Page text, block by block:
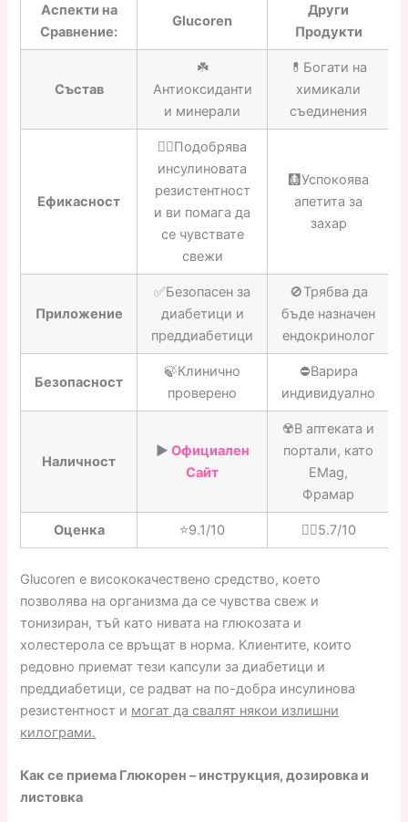
Аспекти на
Сравнение:
Glucoren
Други
Продукти
Състав
☘️
Антиоксиданти
и минерали
💊Богати на
химикали
съединения
Ефикасност
👍🏼Подобрява
инсулиновата
резистентност
и ви помага да
се чувствате
свежи
🩻Успокоява
апетита за
захар
Приложение
✅Безопасен за
диабетици и
преддиабетици
🚫Трябва да
бъде назначен
ендокринолог
Безопасност
🍃Клинично
проверено
⛔️Варира
индивидуално
Наличност
▶️ Официален
Сайт
☢️В аптеката и
портали, като
EMag,
Фрамар
Оценка ⭐️9.1/10 👎🏼5.7/10
Glucoren е висококачествено средство, което
позволява на организма да се чувства свеж и
тонизиран, тъй като нивата на глюкозата и
холестерола се връщат в норма. Клиентите, които
редовно приемат тези капсули за диабетици и
преддиабетици, се радват на по-добра инсулинова
резистентност и могат да свалят някои излишни
килограми.
Как се приема Глюкорен – инструкция, дозировка и
листовка